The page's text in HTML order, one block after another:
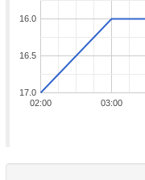
02:00 03:00
16.0
16.5
17.0